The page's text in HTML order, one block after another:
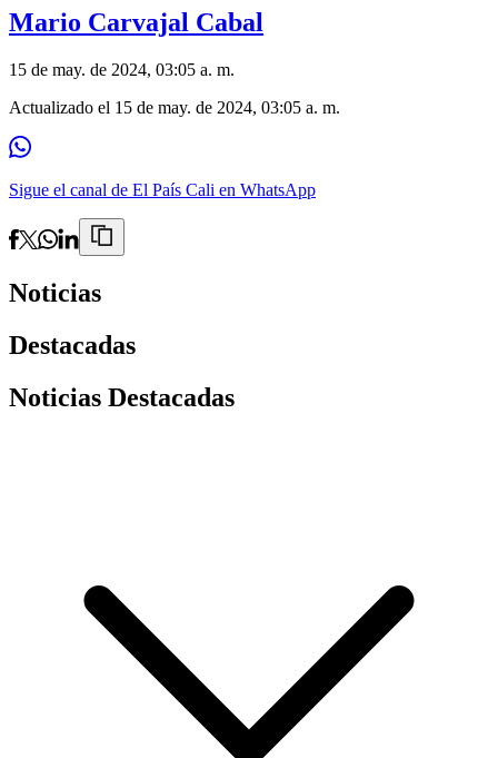
Mario Carvajal Cabal
15 de may. de 2024, 03:05 a. m.
Actualizado el 15 de may. de 2024, 03:05 a. m.
Sigue el canal de El País Cali en WhatsApp
Noticias
Destacadas
Noticias Destacadas